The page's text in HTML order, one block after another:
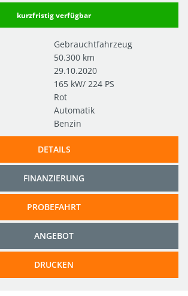
kurzfristig verfügbar
Gebrauchtfahrzeug
50.300 km
29.10.2020
165 kW/ 224 PS
Rot
Automatik
Benzin
DETAILS
FINANZIERUNG
PROBEFAHRT
ANGEBOT
DRUCKEN